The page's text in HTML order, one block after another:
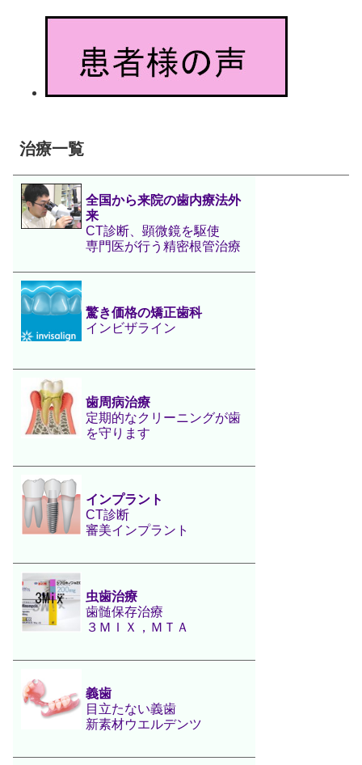
治療一覧
全国から来院の歯内療法外
来
CT診断、顕微鏡を駆使
専門医が行う精密根管治療
驚き価格の矯正歯科
インビザライン
歯周病治療
定期的なクリーニングが歯
を守ります
インプラント
CT診断
審美インプラント
虫歯治療
歯髄保存治療
３ＭＩＸ，ＭＴＡ
義歯
目立たない義歯
新素材ウエルデンツ